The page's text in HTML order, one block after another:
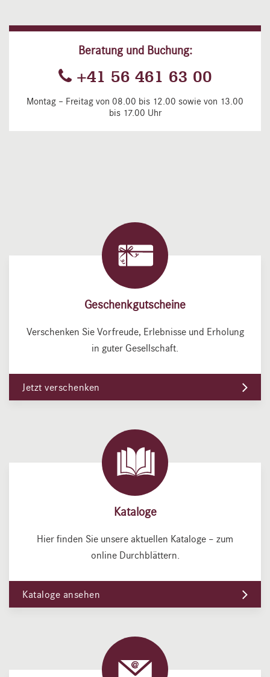
Beratung und Buchung:
+41 56 461 63 00
Montag – Freitag von 08.00 bis 12.00 sowie von 13.00
bis 17.00 Uhr
Geschenkgutscheine
Verschenken Sie Vorfreude, Erlebnisse und Erholung
in guter Gesellschaft.
Jetzt verschenken
Kataloge
Hier finden Sie unsere aktuellen Kataloge – zum
online Durchblättern.
Kataloge ansehen